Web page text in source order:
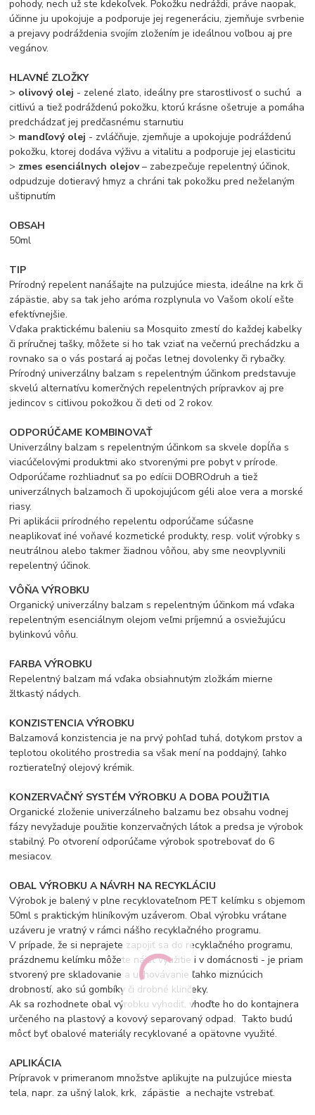
pohody, nech už ste kdekoľvek. Pokožku nedráždi, práve naopak,
účinne ju upokojuje a podporuje jej regeneráciu, zjemňuje svrbenie
a prejavy podráždenia svojím zložením je ideálnou voľbou aj pre
vegánov.
HLAVNÉ ZLOŽKY
> olivový olej - zelené zlato, ideálny pre starostlivosť o suchú a
citlivú a tiež podráždenú pokožku, ktorú krásne ošetruje a pomáha
predchádzať jej predčasnému starnutiu
> mandľový olej - zvláčňuje, zjemňuje a upokojuje podráždenú
pokožku, ktorej dodáva výživu a vitalitu a podporuje jej elasticitu
> zmes esenciálnych olejov– zabezpečuje repelentný účinok,
odpudzuje dotieravý hmyz a chráni tak pokožku pred neželaným
uštipnutím
OBSAH
50ml
TIP
Prírodný repelent nanášajte na pulzujúce miesta, ideálne na krk či
zápästie, aby sa tak jeho aróma rozplynula vo Vašom okolí ešte
efektívnejšie.
Vďaka praktickému baleniu sa Mosquito zmestí do každej kabelky
či príručnej tašky, môžete si ho tak vziať na večernú prechádzku a
rovnako sa o vás postará aj počas letnej dovolenky či rybačky.
Prírodný univerzálny balzam s repelentným účinkom predstavuje
skvelú alternatívu komerčných repelentných prípravkov aj pre
jedincov s citlivou pokožkou či deti od 2 rokov.
ODPORÚČAME KOMBINOVAŤ
Univerzálny balzam s repelentným účinkom sa skvele dopĺňa s
viacúčelovými produktmi ako stvorenými pre pobyt v prírode.
Odporúčame rozhliadnuť sa po edícii DOBROdruh a tiež
univerzálnych balzamoch či upokojujúcom géli aloe vera a morské
riasy.
Pri aplikácii prírodného repelentu odporúčame súčasne
neaplikovať iné voňavé kozmetické produkty, resp. voliť výrobky s
neutrálnou alebo takmer žiadnou vôňou, aby sme neovplyvnili
repelentný účinok.
VÔŇA VÝROBKU
Organický univerzálny balzam s repelentným účinkom má vďaka
repelentným esenciálnym olejom veľmi príjemnú a osviežujúcu
bylinkovú vôňu.
FARBA VÝROBKU
Repelentný balzam má vďaka obsiahnutým zložkám mierne
žltkastý nádych.
KONZISTENCIA VÝROBKU
Balzamová konzistencia je na prvý pohľad tuhá, dotykom prstov a
teplotou okolitého prostredia sa však mení na poddajný, ľahko
roztierateľný olejový krémik.
KONZERVAČNÝ SYSTÉM VÝROBKU A DOBA POUŽITIA
Organické zloženie univerzálneho balzamu bez obsahu vodnej
fázy nevyžaduje použitie konzervačných látok a predsa je výrobok
stabilný. Po otvorení odporúčame výrobok spotrebovať do 6
mesiacov.
OBAL VÝROBKU A NÁVRH NA RECYKLÁCIU
Výrobok je balený v plne recyklovateľnom PET kelímku s objemom
50ml s praktickým hliníkovým uzáverom. Obal výrobku vrátane
uzáveru je vratný v rámci nášho recyklačného programu.
V prípade, že si neprajete zapojiť sa do recyklačného programu,
prázdnemu kelímku môžete nájsť využitie i v domácnosti - je priam
stvorený pre skladovanie a uchovávanie ľahko miznúcich
drobností, ako sú gombíky či drobné klinčeky.
Ak sa rozhodnete obal výrobku vyhodiť, vhoďte ho do kontajnera
určeného na plastový a kovový separovaný odpad. Takto budú
môcť byť obalové materiály recyklované a opätovne využité.
APLIKÁCIA
Prípravok v primeranom množstve aplikujte na pulzujúce miesta
tela, napr. za ušný lalok, krk, zápästie a nechajte vstrebať.